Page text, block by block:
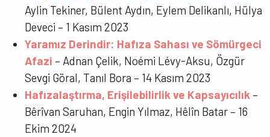
Aylin Tekiner, Bülent Aydın, Eylem Delikanlı, Hülya
Deveci – 1 Kasım 2023
Yaramız Derindir: Hafıza Sahası ve Sömürgeci
Afazi – Adnan Çelik, Noémi Lévy-Aksu, Özgür
Sevgi Göral, Tanıl Bora – 14 Kasım 2023
Hafızalaştırma, Erişilebilirlik ve Kapsayıcılık –
Bêrîvan Saruhan, Engin Yılmaz, Hêlîn Batar – 16
Ekim 2024